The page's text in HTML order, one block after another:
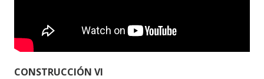
CONSTRUCCIÓN VI